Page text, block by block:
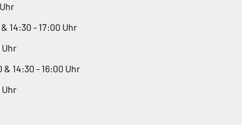
14:30 - 17:00 Uhr
Uhr
& 14:30 - 16:00 Uhr
Uhr